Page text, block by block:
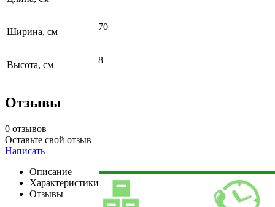
Ширина, см 70
Высота, см 8
Отзывы
0 отзывов
Оставьте свой отзыв
Написать
Описание
Характеристики
Отзывы